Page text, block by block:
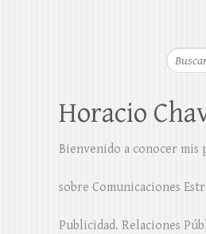
Buscar
Horacio
Bienvenido a conocer mis
sobre Comunicaciones
Publicidad. Relaciones